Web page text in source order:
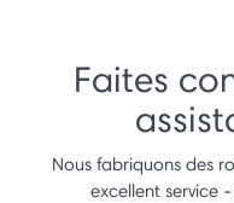
Faites
Nous fabriquons des
excellent service